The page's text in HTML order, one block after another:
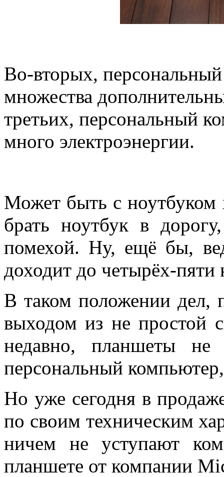
Во-вторых,
множества
третьих, персональный
много электроэнергии.
Может быть с ноутбуком
брать ноутбук в
помехой. Ну, ещё бы,
доходит до четырёх-пяти
В таком положении дел,
выходом из не простой
недавно, планшеты
персональный
Но уже сегодня в
по своим техническим
ничем не уступают
планшете от компании